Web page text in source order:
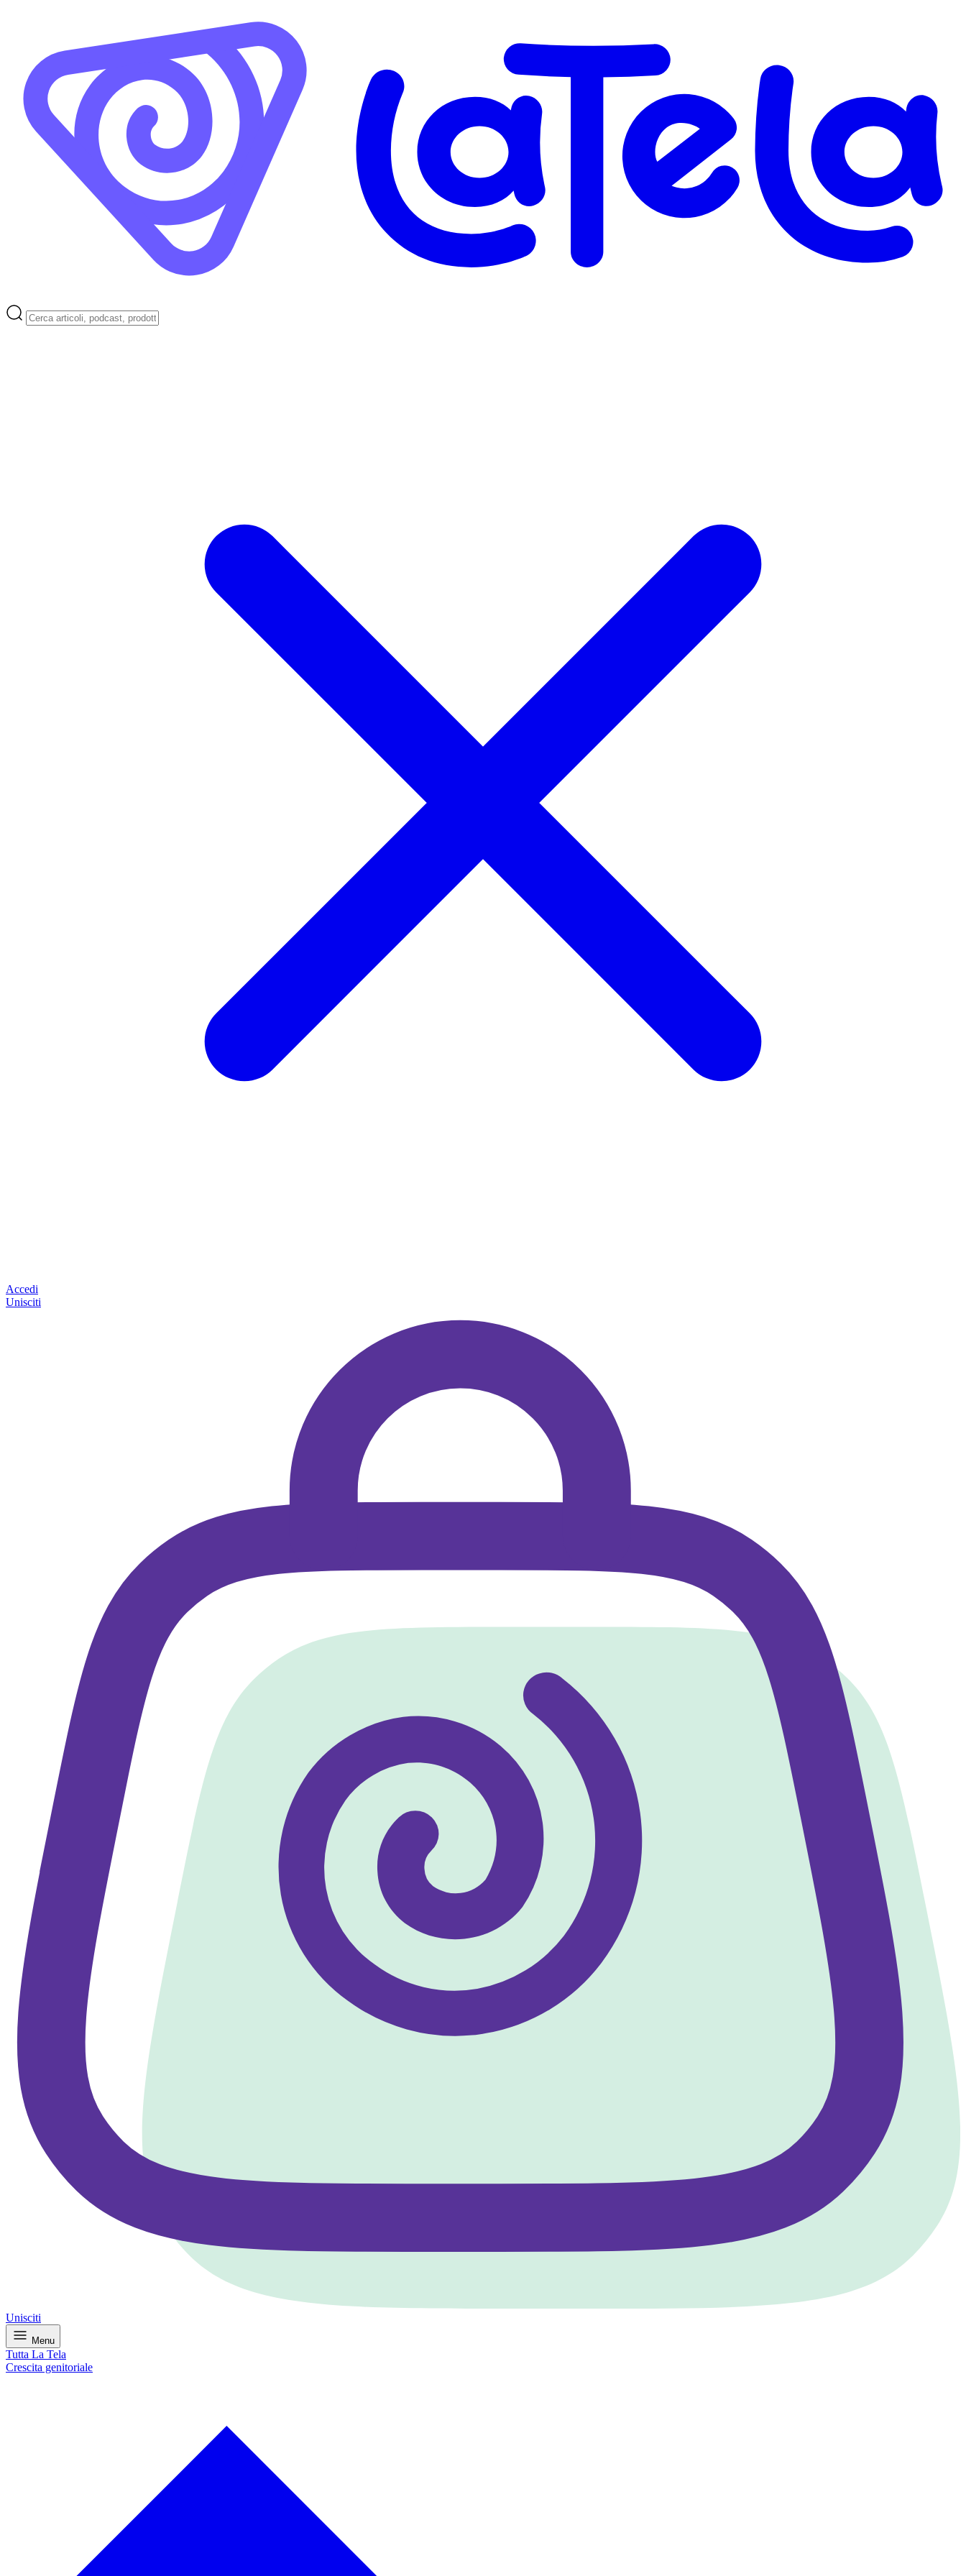
Accedi
Unisciti
Unisciti
Menu
Tutta La Tela
Crescita genitoriale